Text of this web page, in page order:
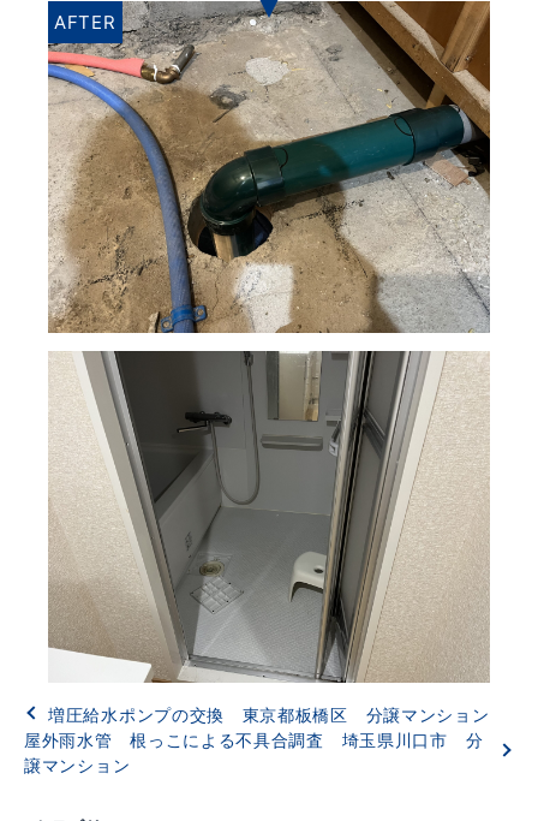
AFTER
増圧給水ポンプの交換 東京都板橋区 分譲マンション
屋外雨水管 根っこによる不具合調査 埼玉県川口市 分
譲マンション